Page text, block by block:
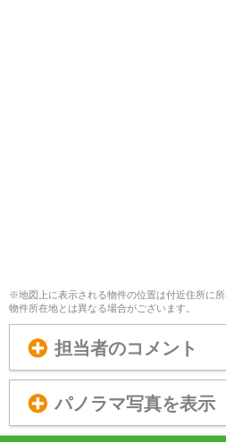
※地図上に表示される物件の位置は付近住所に
物件所在地とは異なる場合がございます。
担当者のコメント
パノラマ写真を表示